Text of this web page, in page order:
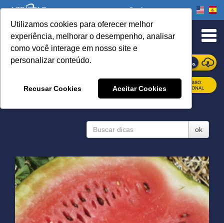
Utilizamos cookies para oferecer melhor
experiência, melhorar o desempenho, analisar
como você interage em nosso site e
personalizar conteúdo.
Recusar Cookies Aceitar Cookies
Onde comprar
ONDE COMPRAR
DICAS
ok